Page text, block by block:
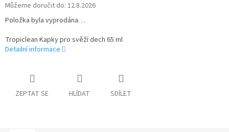
Můžeme doručit do: 12.8.2026
Položka byla vyprodána…
Tropiclean Kapky pro svěží dech 65 ml
Detailní informace
ZEPTAT SE HLÍDAT SDÍLET